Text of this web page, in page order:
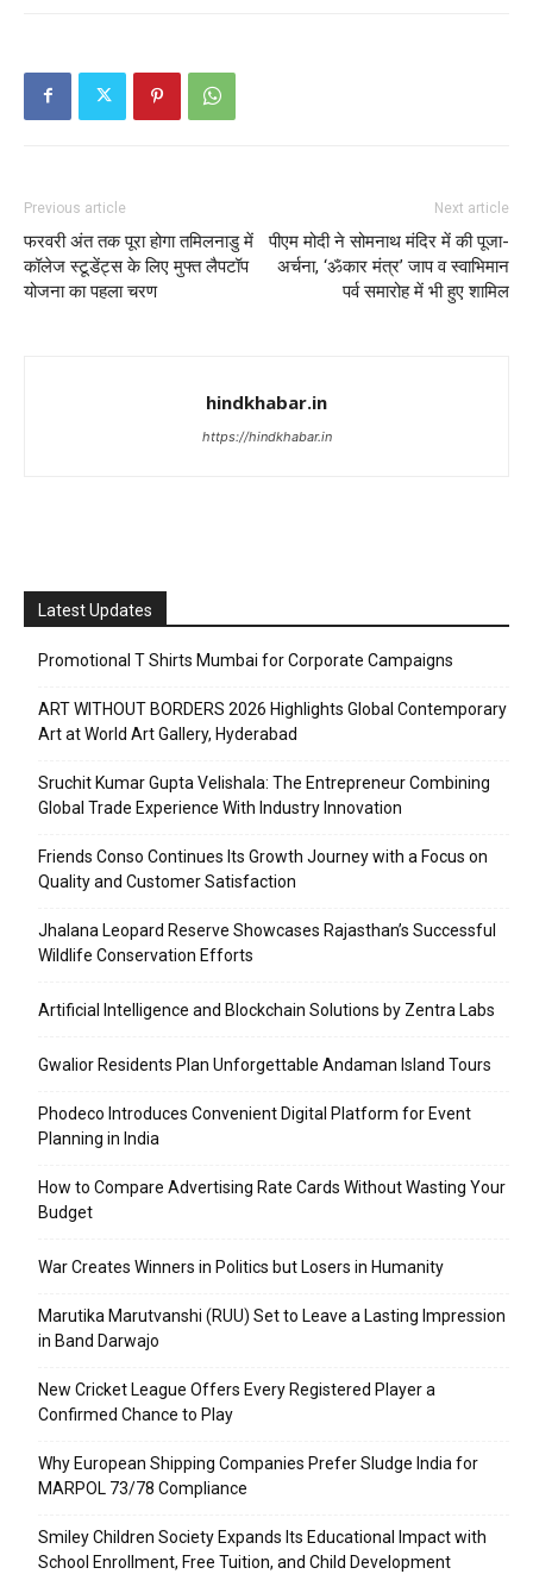
Previous article
फरवरी अंत तक पूरा होगा तमिलनाडु में
कॉलेज स्टूडेंट्स के लिए मुफ्त लैपटॉप
योजना का पहला चरण
Next article
पीएम मोदी ने सोमनाथ मंदिर में की पूजा-
अर्चना, ‘ॐकार मंत्र’ जाप व स्वाभिमान
पर्व समारोह में भी हुए शामिल
hindkhabar.in
https://hindkhabar.in
Latest Updates
Promotional T Shirts Mumbai for Corporate Campaigns
ART WITHOUT BORDERS 2026 Highlights Global Contemporary
Art at World Art Gallery, Hyderabad
Sruchit Kumar Gupta Velishala: The Entrepreneur Combining
Global Trade Experience With Industry Innovation
Friends Conso Continues Its Growth Journey with a Focus on
Quality and Customer Satisfaction
Jhalana Leopard Reserve Showcases Rajasthan’s Successful
Wildlife Conservation Efforts
Artificial Intelligence and Blockchain Solutions by Zentra Labs
Gwalior Residents Plan Unforgettable Andaman Island Tours
Phodeco Introduces Convenient Digital Platform for Event
Planning in India
How to Compare Advertising Rate Cards Without Wasting Your
Budget
War Creates Winners in Politics but Losers in Humanity
Marutika Marutvanshi (RUU) Set to Leave a Lasting Impression
in Band Darwajo
New Cricket League Offers Every Registered Player a
Confirmed Chance to Play
Why European Shipping Companies Prefer Sludge India for
MARPOL 73/78 Compliance
Smiley Children Society Expands Its Educational Impact with
School Enrollment, Free Tuition, and Child Development